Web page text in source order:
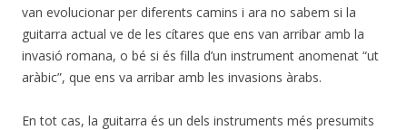
van evolucionar per diferents camins i ara no sabem si la
guitarra actual ve de les cítares que ens van arribar amb la
invasió romana, o bé si és filla d’un instrument anomenat “ut
aràbic”, que ens va arribar amb les invasions àrabs.
En tot cas, la guitarra és un dels instruments més presumits